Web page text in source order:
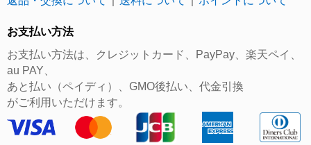
お支払い方法
お支払い方法は、クレジットカード、PayPay、楽天ペイ、
au PAY、
あと払い（ペイディ）、GMO後払い、代金引換
がご利用いただけます。